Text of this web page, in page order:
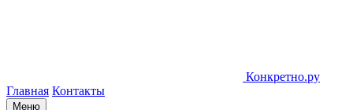
Конкретно.ру
Главная Контакты
Меню